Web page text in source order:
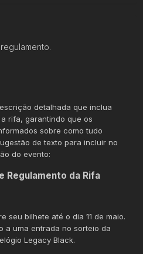
detalhada que inclua
rifa, garantindo que os
sobre como tudo
de texto para incluir no
do evento:
Regulamento da Rifa
seu bilhete até o dia 11 de maio.
a uma entrada no sorteio da
Legacy Black.